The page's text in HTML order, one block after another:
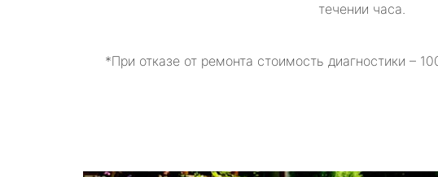
течении часа.
*При отказе от ремонта стоимость диагностики –